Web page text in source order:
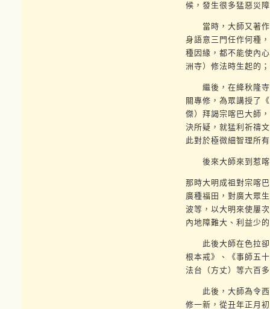
候，發生很多猛惡災
當時，大師又著作
身語意三門任作何種
種因緣，都不能使內
洲寺）修法時生起的
繼後，在絳秋隆寺
關專修，為眾講授了
傑）拜謁宗喀巴大師
決所疑，就猛利祈禱
此對於極微細智理所
後來大師來到惹喀
那時大明成祖對宗喀
廣種福田，對廣大眾
波等，以大明來使屢
內地障難大、利益少
此後大師在色拉卻
根本戒》、《事師五
法台（方丈）等六百
此後，大師為令西
修一新，從丑年正月